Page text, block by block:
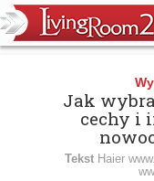
Jak
cechy i
Tekst Haier